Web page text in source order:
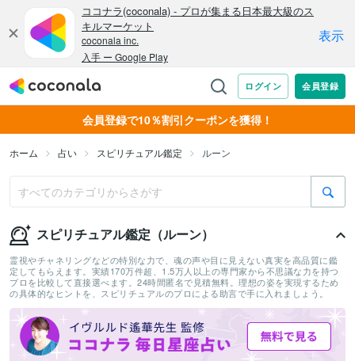
会員登録で10％割引クーポンを獲得！
ホーム 占い スピリチュアル鑑定 ルーン
スピリチュアル鑑定（ルーン）
霊視やチャネリングなどの特別な力で、魂の声や目に見えない真実を高品質に鑑
定してもらえます。実績170万件超、1.5万人以上の専門家から不思議な力を持つ
プロを比較して直接選べます。24時間匿名で見積無料。理想の姿を実現するため
の具体的なヒントを、スピリチュアルのプロによる助言で手に入れましょう。